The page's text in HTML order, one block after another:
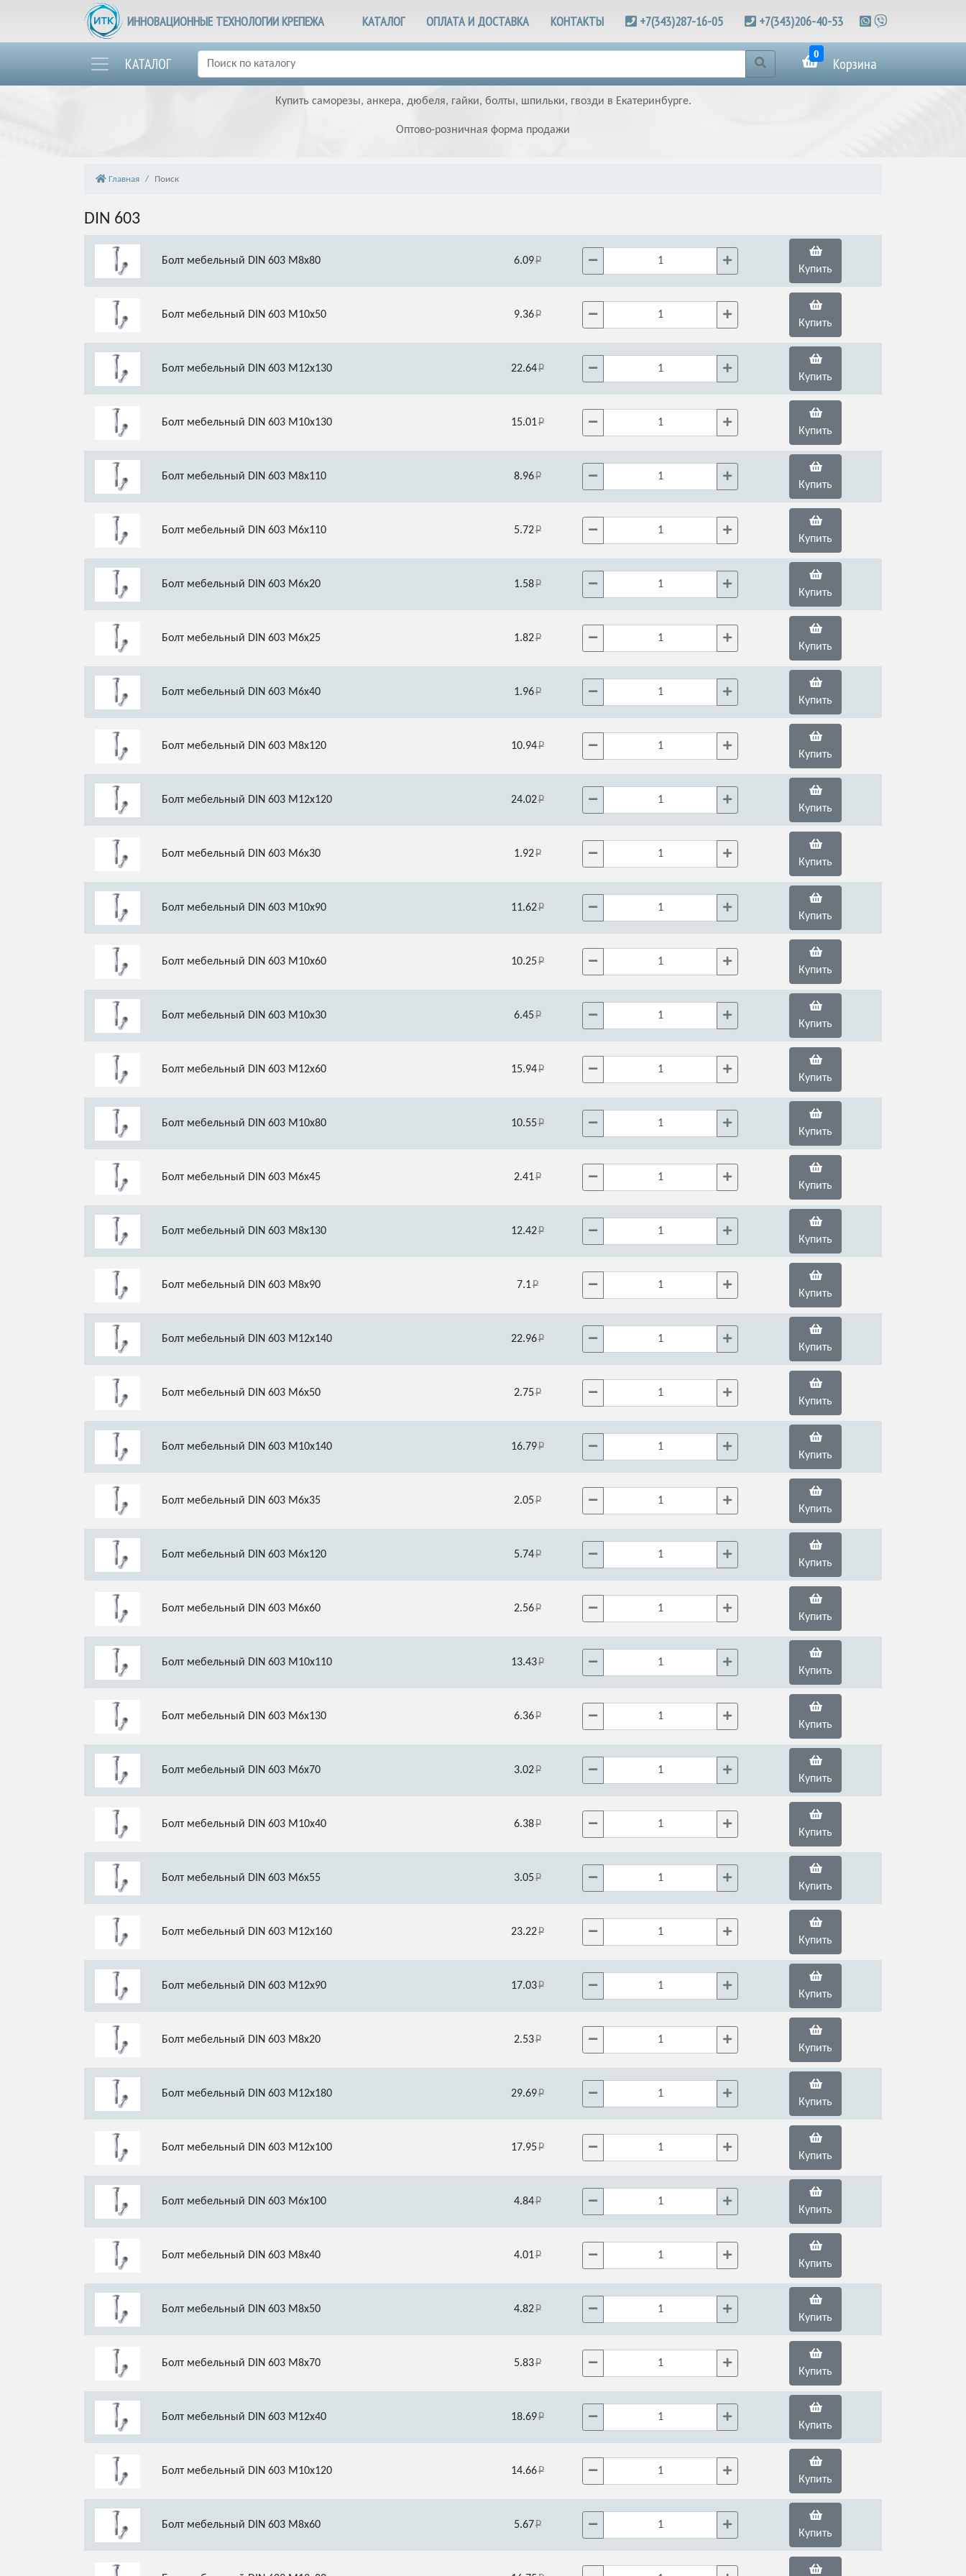
ИННОВАЦИОННЫЕ ТЕХНОЛОГИИ КРЕПЕЖА КАТАЛОГ ОПЛАТА И ДОСТАВКА КОНТАКТЫ +7(343)287-16-05 +7(343)206-40-53
КАТАЛОГ
0
Корзина
Купить саморезы, анкера, дюбеля, гайки, болты, шпильки, гвозди в Екатеринбурге.
Оптово-розничная форма продажи
Главная Поиск
DIN 603
Болт мебельный DIN 603 М8х80 6.09
Купить
Болт мебельный DIN 603 М10х50 9.36
Купить
Болт мебельный DIN 603 М12х130 22.64
Купить
Болт мебельный DIN 603 М10х130 15.01
Купить
Болт мебельный DIN 603 М8х110 8.96
Купить
Болт мебельный DIN 603 М6х110 5.72
Купить
Болт мебельный DIN 603 М6х20 1.58
Купить
Болт мебельный DIN 603 М6х25 1.82
Купить
Болт мебельный DIN 603 М6х40 1.96
Купить
Болт мебельный DIN 603 М8х120 10.94
Купить
Болт мебельный DIN 603 М12х120 24.02
Купить
Болт мебельный DIN 603 М6х30 1.92
Купить
Болт мебельный DIN 603 М10х90 11.62
Купить
Болт мебельный DIN 603 М10х60 10.25
Купить
Болт мебельный DIN 603 М10х30 6.45
Купить
Болт мебельный DIN 603 М12х60 15.94
Купить
Болт мебельный DIN 603 М10х80 10.55
Купить
Болт мебельный DIN 603 М6х45 2.41
Купить
Болт мебельный DIN 603 М8х130 12.42
Купить
Болт мебельный DIN 603 М8х90 7.1
Купить
Болт мебельный DIN 603 М12х140 22.96
Купить
Болт мебельный DIN 603 М6х50 2.75
Купить
Болт мебельный DIN 603 М10х140 16.79
Купить
Болт мебельный DIN 603 М6х35 2.05
Купить
Болт мебельный DIN 603 М6х120 5.74
Купить
Болт мебельный DIN 603 М6х60 2.56
Купить
Болт мебельный DIN 603 М10х110 13.43
Купить
Болт мебельный DIN 603 М6х130 6.36
Купить
Болт мебельный DIN 603 М6х70 3.02
Купить
Болт мебельный DIN 603 М10х40 6.38
Купить
Болт мебельный DIN 603 М6х55 3.05
Купить
Болт мебельный DIN 603 М12х160 23.22
Купить
Болт мебельный DIN 603 М12х90 17.03
Купить
Болт мебельный DIN 603 М8х20 2.53
Купить
Болт мебельный DIN 603 М12х180 29.69
Купить
Болт мебельный DIN 603 М12х100 17.95
Купить
Болт мебельный DIN 603 М6х100 4.84
Купить
Болт мебельный DIN 603 М8х40 4.01
Купить
Болт мебельный DIN 603 М8х50 4.82
Купить
Болт мебельный DIN 603 М8х70 5.83
Купить
Болт мебельный DIN 603 М12х40 18.69
Купить
Болт мебельный DIN 603 М10х120 14.66
Купить
Болт мебельный DIN 603 М8х60 5.67
Купить